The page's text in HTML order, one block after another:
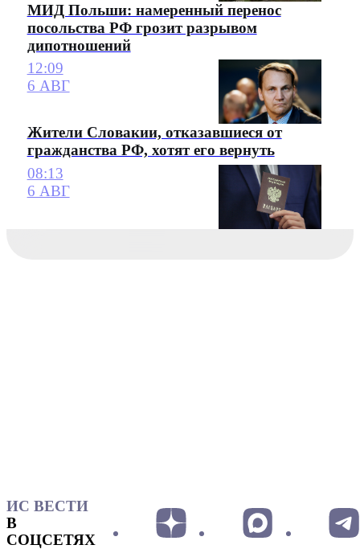
МИД Польши: намеренный перенос
посольства РФ грозит разрывом
дипотношений
12:09
6 АВГ
Жители Словакии, отказавшиеся от
гражданства РФ, хотят его вернуть
08:13
6 АВГ
ИС ВЕСТИ
В
СОЦСЕТЯХ